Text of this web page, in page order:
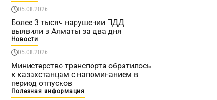
05.08.2026
Более 3 тысяч нарушении ПДД
выявили в Алматы за два дня
Новости
05.08.2026
Министерство транспорта обратилось
к казахстанцам с напоминанием в
период отпусков
Полезная информация